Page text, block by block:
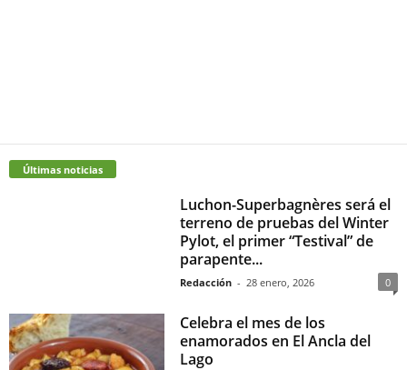
Últimas noticias
Luchon-Superbagnères será el
terreno de pruebas del Winter
Pylot, el primer “Testival” de
parapente...
Redacción - 28 enero, 2026 0
Celebra el mes de los
enamorados en El Ancla del
Lago